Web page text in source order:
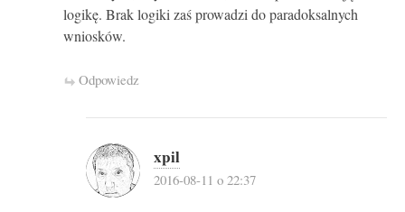
logikę. Brak logiki zaś prowadzi do paradoksalnych
wniosków.
Odpowiedz
xpil
2016-08-11 o 22:37